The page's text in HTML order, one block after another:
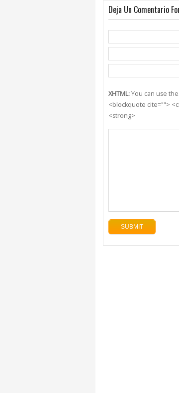
Deja Un Comentario
XHTML:You can use
<blockquote cite="">
<strong>